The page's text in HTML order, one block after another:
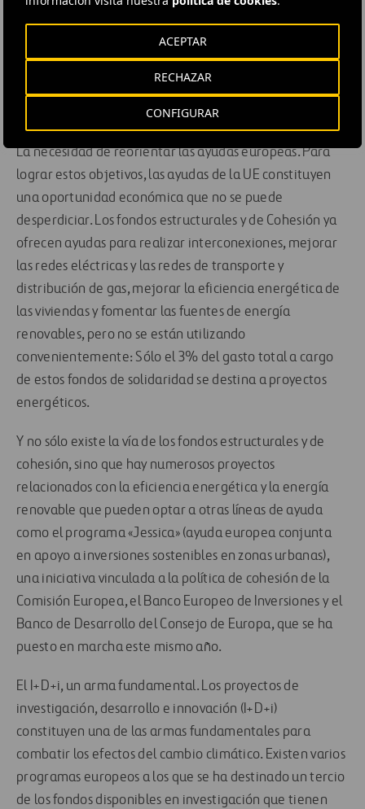
CONFIGURAR
RECHAZAR
ACEPTAR
interconexiones nacionales e internacionales. Así quedó
de manifiesto en la reunión que la delegación española
miércoles con el presidente de la Comisión Europea,
José Manuel Durão Barroso.
La necesidad de reorientar las ayudas europeas. Para
lograr estos objetivos, las ayudas de la UE constituyen
una oportunidad económica que no se puede
desperdiciar. Los fondos estructurales y de Cohesión ya
ofrecen ayudas para realizar interconexiones, mejorar
las redes eléctricas y las redes de transporte y
distribución de gas, mejorar la eficiencia energética de
las viviendas y fomentar las fuentes de energía
renovables, pero no se están utilizando
convenientemente: Sólo el 3% del gasto total a cargo
de estos fondos de solidaridad se destina a proyectos
energéticos.
Y no sólo existe la vía de los fondos estructurales y de
cohesión, sino que hay numerosos proyectos
relacionados con la eficiencia energética y la energía
renovable que pueden optar a otras líneas de ayuda
como el programa «Jessica» (ayuda europea conjunta
en apoyo a inversiones sostenibles en zonas urbanas),
una iniciativa vinculada a la política de cohesión de la
Comisión Europea, el Banco Europeo de Inversiones y el
Banco de Desarrollo del Consejo de Europa, que se ha
puesto en marcha este mismo año.
El I+D+i, un arma fundamental. Los proyectos de
investigación, desarrollo e innovación (I+D+i)
constituyen una de las armas fundamentales para
combatir los efectos del cambio climático. Existen varios
programas europeos a los que se ha destinado un tercio
de los fondos disponibles en investigación que tienen